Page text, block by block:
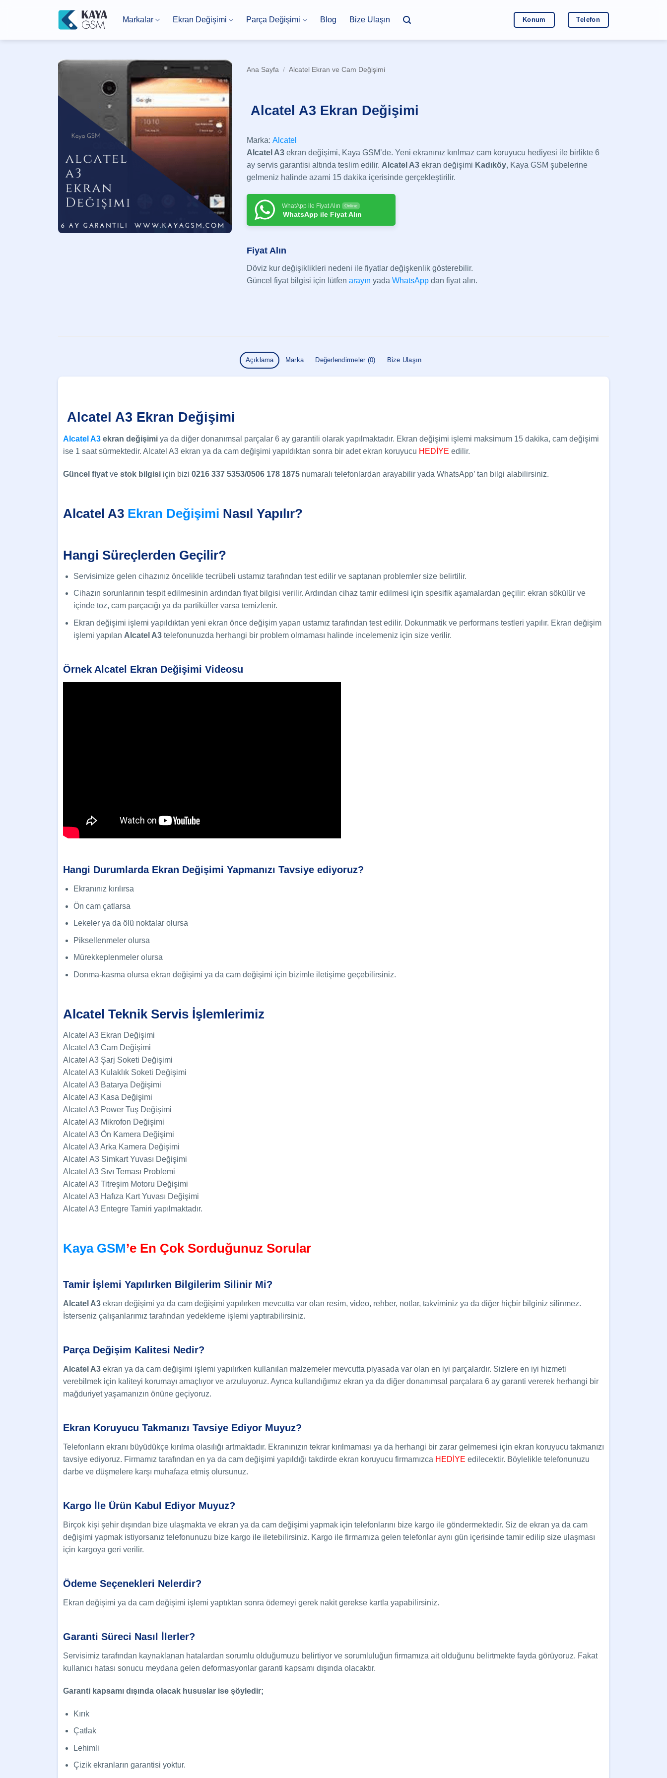
Markalar Ekran Değişimi Parça Değişimi Blog Bize Ulaşın Konum Telefon
Ana Sayfa / Alcatel Ekran ve Cam Değişimi
Alcatel A3 Ekran Değişimi
Marka: Alcatel
Alcatel A3 ekran değişimi, Kaya GSM’de. Yeni ekranınız kırılmaz cam koruyucu hediyesi ile birlikte 6
ay servis garantisi altında teslim edilir. Alcatel A3 ekran değişimi Kadıköy, Kaya GSM şubelerine
gelmeniz halinde azami 15 dakika içerisinde gerçekleştirilir.
WhatApp ile Fiyat Alın Online
WhatsApp ile Fiyat Alın
Fiyat Alın
Döviz kur değişiklikleri nedeni ile fiyatlar değişkenlik gösterebilir.
Güncel fiyat bilgisi için lütfen arayın yada WhatsApp dan fiyat alın.
Açıklama Marka Değerlendirmeler (0) Bize Ulaşın
Alcatel A3 Ekran Değişimi
Alcatel A3 ekran değişimi ya da diğer donanımsal parçalar 6 ay garantili olarak yapılmaktadır. Ekran değişimi işlemi maksimum 15 dakika, cam değişimi
ise 1 saat sürmektedir. Alcatel A3 ekran ya da cam değişimi yapıldıktan sonra bir adet ekran koruyucu HEDİYE edilir.
Güncel fiyat ve stok bilgisi için bizi 0216 337 5353/0506 178 1875 numaralı telefonlardan arayabilir yada WhatsApp’ tan bilgi alabilirsiniz.
Alcatel A3 Ekran Değişimi Nasıl Yapılır?
Hangi Süreçlerden Geçilir?
Servisimize gelen cihazınız öncelikle tecrübeli ustamız tarafından test edilir ve saptanan problemler size belirtilir.
Cihazın sorunlarının tespit edilmesinin ardından fiyat bilgisi verilir. Ardından cihaz tamir edilmesi için spesifik aşamalardan geçilir: ekran sökülür ve
içinde toz, cam parçacığı ya da partiküller varsa temizlenir.
Ekran değişimi işlemi yapıldıktan yeni ekran önce değişim yapan ustamız tarafından test edilir. Dokunmatik ve performans testleri yapılır. Ekran değişim
işlemi yapılan Alcatel A3telefonunuzda herhangi bir problem olmaması halinde incelemeniz için size verilir.
Örnek Alcatel Ekran Değişimi Videosu
Hangi Durumlarda Ekran Değişimi Yapmanızı Tavsiye ediyoruz?
Ekranınız kırılırsa
Ön cam çatlarsa
Lekeler ya da ölü noktalar olursa
Piksellenmeler olursa
Mürekkeplenmeler olursa
Donma-kasma olursa ekran değişimi ya da cam değişimi için bizimle iletişime geçebilirsiniz.
Alcatel Teknik Servis İşlemlerimiz
Alcatel A3 Ekran Değişimi
Alcatel A3 Cam Değişimi
Alcatel A3 Şarj Soketi Değişimi
Alcatel A3 Kulaklık Soketi Değişimi
Alcatel A3 Batarya Değişimi
Alcatel A3 Kasa Değişimi
Alcatel A3 Power Tuş Değişimi
Alcatel A3 Mikrofon Değişimi
Alcatel A3 Ön Kamera Değişimi
Alcatel A3 Arka Kamera Değişimi
Alcatel A3 Simkart Yuvası Değişimi
Alcatel A3 Sıvı Teması Problemi
Alcatel A3 Titreşim Motoru Değişimi
Alcatel A3 Hafıza Kart Yuvası Değişimi
Alcatel A3 Entegre Tamiri yapılmaktadır.
Kaya GSM’e En Çok Sorduğunuz Sorular
Tamir İşlemi Yapılırken Bilgilerim Silinir Mi?
Alcatel A3 ekran değişimi ya da cam değişimi yapılırken mevcutta var olan resim, video, rehber, notlar, takviminiz ya da diğer hiçbir bilginiz silinmez.
İsterseniz çalışanlarımız tarafından yedekleme işlemi yaptırabilirsiniz.
Parça Değişim Kalitesi Nedir?
Alcatel A3 ekran ya da cam değişimi işlemi yapılırken kullanılan malzemeler mevcutta piyasada var olan en iyi parçalardır. Sizlere en iyi hizmeti
verebilmek için kaliteyi korumayı amaçlıyor ve arzuluyoruz. Ayrıca kullandığımız ekran ya da diğer donanımsal parçalara 6 ay garanti vererek herhangi bir
mağduriyet yaşamanızın önüne geçiyoruz.
Ekran Koruyucu Takmanızı Tavsiye Ediyor Muyuz?
Telefonların ekranı büyüdükçe kırılma olasılığı artmaktadır. Ekranınızın tekrar kırılmaması ya da herhangi bir zarar gelmemesi için ekran koruyucu takmanızı
tavsiye ediyoruz. Firmamız tarafından en ya da cam değişimi yapıldığı takdirde ekran koruyucu firmamızca HEDİYE edilecektir. Böylelikle telefonunuzu
darbe ve düşmelere karşı muhafaza etmiş olursunuz.
Kargo İle Ürün Kabul Ediyor Muyuz?
Birçok kişi şehir dışından bize ulaşmakta ve ekran ya da cam değişimi yapmak için telefonlarını bize kargo ile göndermektedir. Siz de ekran ya da cam
değişimi yapmak istiyorsanız telefonunuzu bize kargo ile iletebilirsiniz. Kargo ile firmamıza gelen telefonlar aynı gün içerisinde tamir edilip size ulaşması
için kargoya geri verilir.
Ödeme Seçenekleri Nelerdir?
Ekran değişimi ya da cam değişimi işlemi yaptıktan sonra ödemeyi gerek nakit gerekse kartla yapabilirsiniz.
Garanti Süreci Nasıl İlerler?
Servisimiz tarafından kaynaklanan hatalardan sorumlu olduğumuzu belirtiyor ve sorumluluğun firmamıza ait olduğunu belirtmekte fayda görüyoruz. Fakat
kullanıcı hatası sonucu meydana gelen deformasyonlar garanti kapsamı dışında olacaktır.
Garanti kapsamı dışında olacak hususlar ise şöyledir;
Kırık
Çatlak
Lehimli
Çizik ekranların garantisi yoktur.